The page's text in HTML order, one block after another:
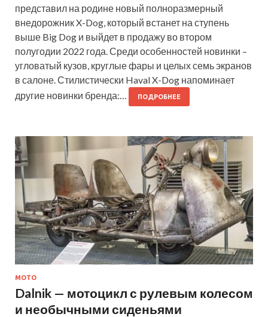
представил на родине новый полноразмерный
внедорожник X-Dog, который встанет на ступень
выше Big Dog и выйдет в продажу во втором
полугодии 2022 года. Среди особенностей новинки –
угловатый кузов, круглые фары и целых семь экранов
в салоне. Стилистически Haval X-Dog напоминает
другие новинки бренда:…
ПОДРОБНЕЕ
МОТО
Dalnik — мотоцикл с рулевым колесом
и необычными сиденьями